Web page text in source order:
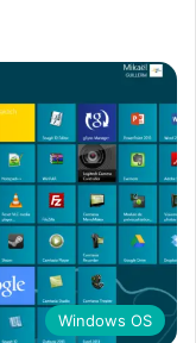
Windows OS